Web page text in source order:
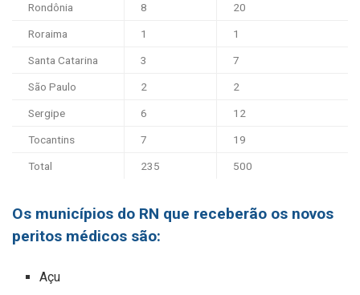
Rondônia 8 20
Roraima 1 1
Santa Catarina 3 7
São Paulo 2 2
Sergipe 6 12
Tocantins 7 19
Total 235 500
Os municípios do RN que receberão os novos
peritos médicos são:
Açu